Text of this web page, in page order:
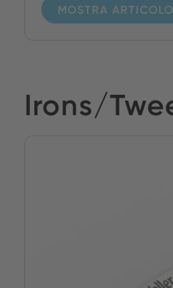
MOSTRA ARTICOLO
Irons/